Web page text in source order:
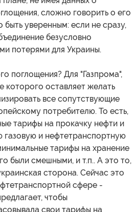
сложно говорить о его
быть уверенным: если не сразу,
безусловно
потерями для Украины.
поглощения? Для "Газпрома",
которого оставляет желать
все сопутствующие
потребителю. То есть,
тарифы на прокачку нефти и
газовую и нефтетранспортную
тарифы на хранение
были смешными, и т.п.. А это то,
сторона. Сейчас это
сфере -
чтобы
свои тарифы на